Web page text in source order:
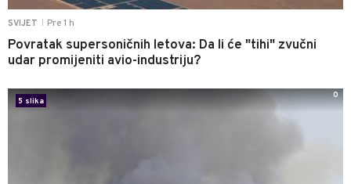
SVIJET Pre 1 h
Povratak supersoničnih letova: Da li će "tihi" zvučni
udar promijeniti avio-industriju?
5 slika
0